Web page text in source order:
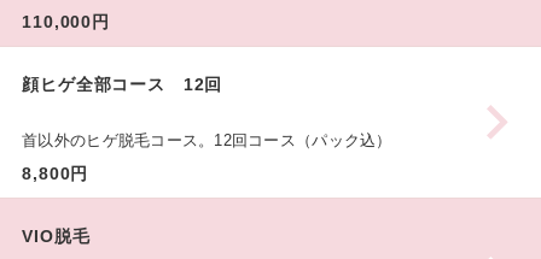
110,000円
顔ヒゲ全部コース 12回
首以外のヒゲ脱毛コース。12回コース（パック込）
8,800円
VIO脱毛